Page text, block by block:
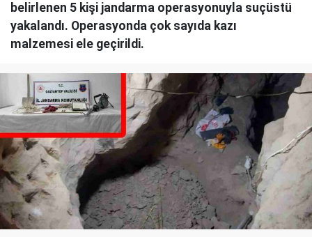
belirlenen 5 kişi jandarma operasyonuyla suçüstü
yakalandı. Operasyonda çok sayıda kazı
malzemesi ele geçirildi.